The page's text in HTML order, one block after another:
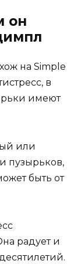
он
на Simple
в
имеют
или
пузырьков,
быть от
радует и